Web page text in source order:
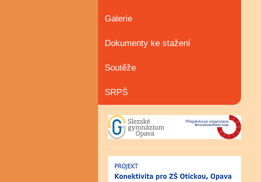
Galerie
Dokumenty ke stažení
Soutěže
SRPŠ